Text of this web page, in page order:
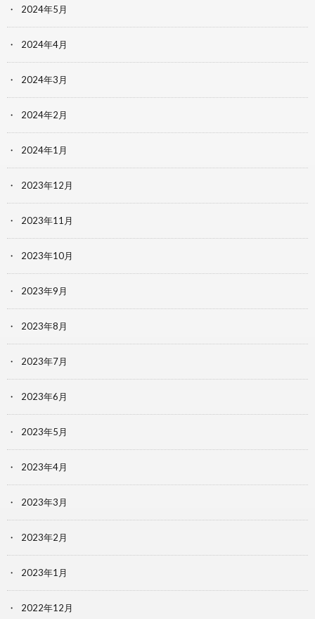
2024年5月
2024年4月
2024年3月
2024年2月
2024年1月
2023年12月
2023年11月
2023年10月
2023年9月
2023年8月
2023年7月
2023年6月
2023年5月
2023年4月
2023年3月
2023年2月
2023年1月
2022年12月